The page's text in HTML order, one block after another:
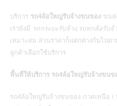
บริการ รถ4ล้อใหญ่รับจ้างขนของ ขนส่
เรายังมี
รถกระบะรับจ้าง,รถหกล้อรับจ้
เหมาะสม ส่วนราคาก็แตกต่างกันไปต
ลูกค้าเลือกใช้บริการ
พื้นที่ให้บริการ รถ4ล้อใหญ่รับจ้างขนข
รถ4ล้อใหญ่รับจ้างขนของ ภาคเหนือ /